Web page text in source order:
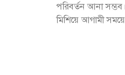
পরিবর্তন আনা
মিশিয়ে আগামী